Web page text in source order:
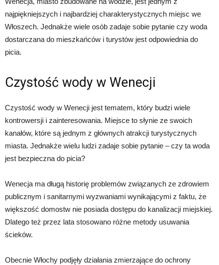
najpiękniejszych i najbardziej charakterystycznych miejsc we
Włoszech. Jednakże wiele osób zadaje sobie pytanie czy woda
dostarczana do mieszkańców i turystów jest odpowiednia do
picia.
Czystość wody w Wenecji
Czystość wody w Wenecji jest tematem, który budzi wiele
kontrowersji i zainteresowania. Miejsce to słynie ze swoich
kanałów, które są jednym z głównych atrakcji turystycznych
miasta. Jednakże wielu ludzi zadaje sobie pytanie – czy ta woda
jest bezpieczna do picia?
Wenecja ma długą historię problemów związanych ze zdrowiem
publicznym i sanitarnymi wyzwaniami wynikającymi z faktu, że
większość domostw nie posiada dostępu do kanalizacji miejskiej.
Dlatego też przez lata stosowano różne metody usuwania
ścieków.
Obecnie Włochy podjęły działania zmierzające do ochrony